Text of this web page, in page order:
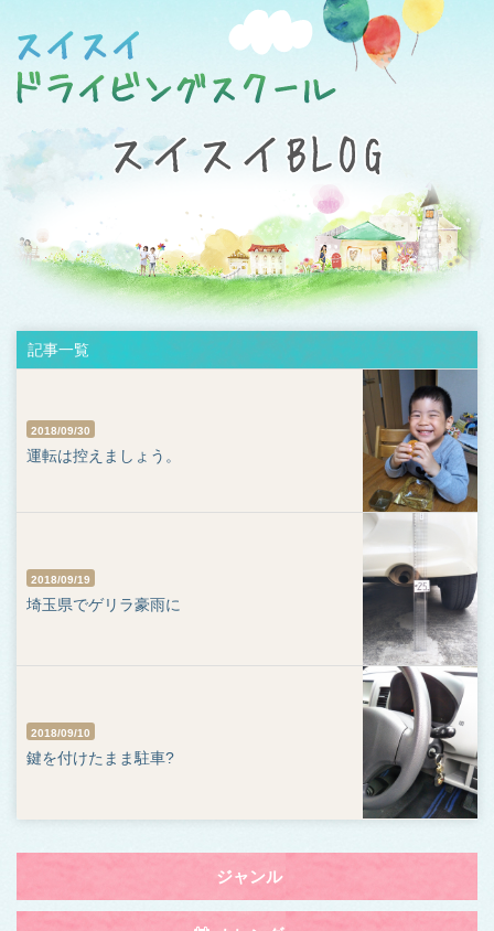
記事一覧
2018/09/30
運転は控えましょう。
2018/09/19
埼玉県でゲリラ豪雨に
2018/09/10
鍵を付けたまま駐車?
Toggle
navigation
by
ジャンル